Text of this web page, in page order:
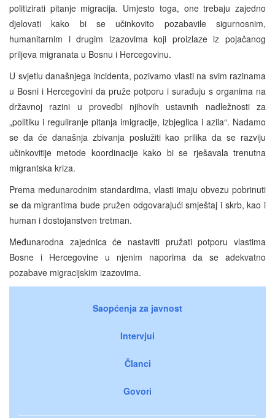
politizirati pitanje migracija. Umjesto toga, one trebaju zajedno
djelovati kako bi se učinkovito pozabavile sigurnosnim,
humanitarnim i drugim izazovima koji proizlaze iz pojačanog
priljeva migranata u Bosnu i Hercegovinu.
U svjetlu današnjega incidenta, pozivamo vlasti na svim razinama
u Bosni i Hercegovini da pruže potporu i surađuju s organima na
državnoj razini u provedbi njihovih ustavnih nadležnosti za
„politiku i reguliranje pitanja imigracije, izbjeglica i azila“. Nadamo
se da će današnja zbivanja poslužiti kao prilika da se razviju
učinkovitije metode koordinacije kako bi se rješavala trenutna
migrantska kriza.
Prema međunarodnim standardima, vlasti imaju obvezu pobrinuti
se da migrantima bude pružen odgovarajući smještaj i skrb, kao i
human i dostojanstven tretman.
Međunarodna zajednica će nastaviti pružati potporu vlastima
Bosne i Hercegovine u njenim naporima da se adekvatno
pozabave migracijskim izazovima.
Saopćenja za javnost
Intervjui
Članci
Govori